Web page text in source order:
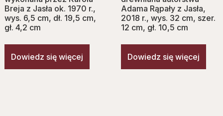
Breja z Jasła ok. 1970 r.,
wys. 6,5 cm, dł. 19,5 cm,
gł. 4,2 cm
Dowiedz się więcej
Adama Rąpały z Jasła,
2018 r., wys. 32 cm, szer.
12 cm, gł. 10,5 cm
Dowiedz się więcej